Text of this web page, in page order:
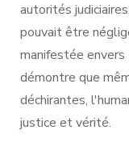
autorités
pouvait être
manifestée
démontre que
déchirantes,
justice et vérité.